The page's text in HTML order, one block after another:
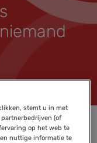
stemt u in met
(of
op het web te
nuttige informatie te